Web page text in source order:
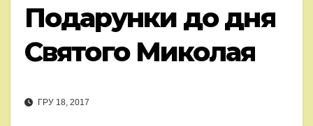
Подарунки до дня
Святого Миколая
ГРУ 18, 2017